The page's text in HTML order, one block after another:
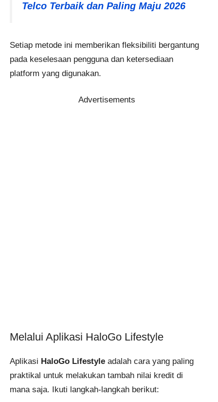
Telco Terbaik dan Paling Maju 2026
Setiap metode ini memberikan fleksibiliti bergantung
pada keselesaan pengguna dan ketersediaan
platform yang digunakan.
Advertisements
Melalui Aplikasi HaloGo Lifestyle
Aplikasi HaloGo Lifestyle adalah cara yang paling
praktikal untuk melakukan tambah nilai kredit di
mana saja. Ikuti langkah-langkah berikut: